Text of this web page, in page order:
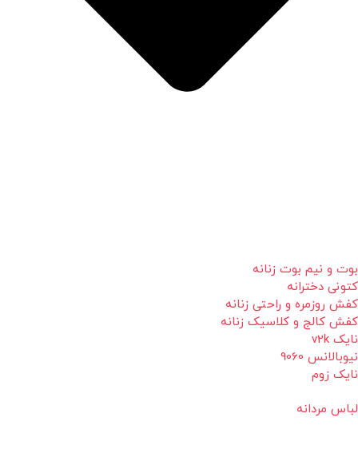
بوت و نیم بوت زنانه
کتونی دخترانه
کفش روزمره و راحتی زنانه
کفش کالج و کلاسیک زنانه
نایک v2k
نیوبالانس 9060
نایک زوم
لباس مردانه